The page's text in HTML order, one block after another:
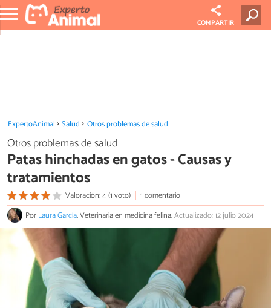
COMPARTIR
ExpertoAnimal Salud Otros problemas de salud
Otros problemas de salud
Patas hinchadas en gatos - Causas y
tratamientos
Valoración: 4 (1 voto)
1 comentario
PorLaura García, Veterinaria en medicina felina.Actualizado: 12 julio 2024